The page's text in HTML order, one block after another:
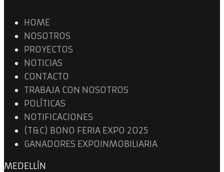
HOME
NOSOTROS
PROYECTOS
NOTICIAS
CONTACTO
TRABAJA CON NOSOTROS
POLÍTICAS
NOTIFICACIONES
(T&C) BONO FERIA EXPO 2025
GANADORES EXPOINMOBILIARIA
MEDELLÍN